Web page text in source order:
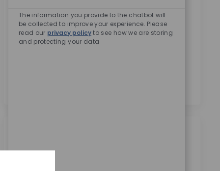
En cochant cette case, j’accepte de recevoir des
communications concernant les opportunités de
carrière chez Zimmer Biomet.
The information you provide to the chatbot will
be collected to improve your experience. Please
read our privacy policyto see how we are storing
and protecting your data